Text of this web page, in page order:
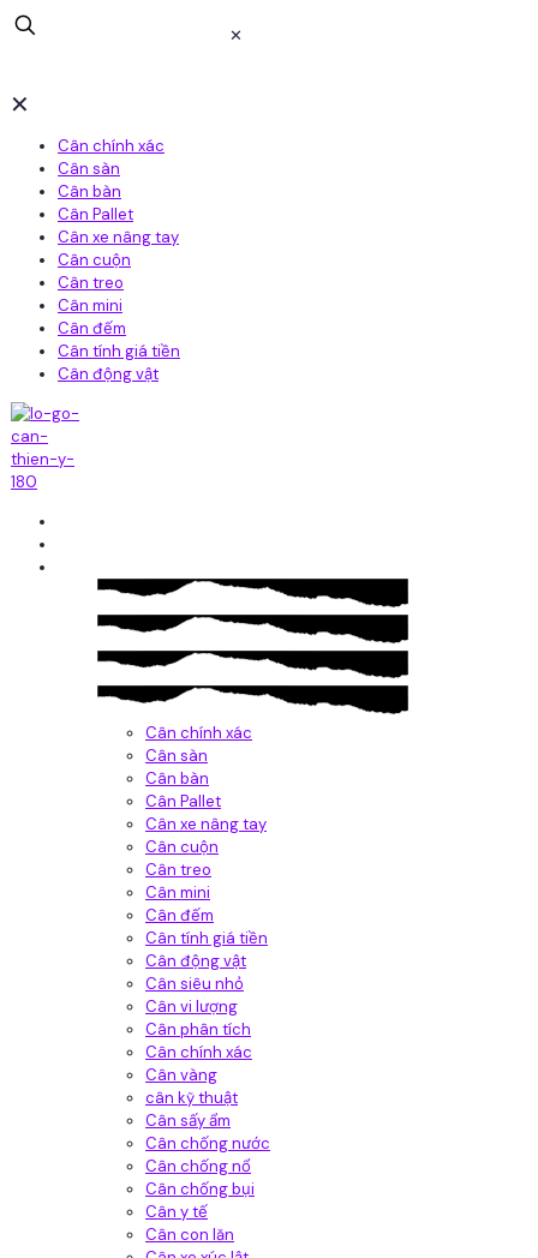
✕
✕
Cân chính xác
Cân sàn
Cân bàn
Cân Pallet
Cân xe nâng tay
Cân cuộn
Cân treo
Cân mini
Cân đếm
Cân tính giá tiền
Cân động vật
Cân chính xác
Cân sàn
Cân bàn
Cân Pallet
Cân xe nâng tay
Cân cuộn
Cân treo
Cân mini
Cân đếm
Cân tính giá tiền
Cân động vật
Cân siêu nhỏ
Cân vi lượng
Cân phân tích
Cân chính xác
Cân vàng
cân kỹ thuật
Cân sấy ẩm
Cân chống nước
Cân chống nổ
Cân chống bụi
Cân y tế
Cân con lăn